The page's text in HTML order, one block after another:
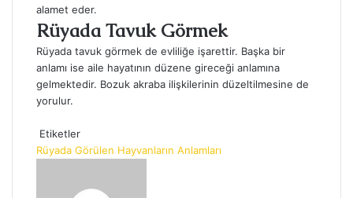
alamet eder.
Rüyada Tavuk Görmek
Rüyada tavuk görmek de evliliğe işarettir. Başka bir
anlamı ise aile hayatının düzene gireceği anlamına
gelmektedir. Bozuk akraba ilişkilerinin düzeltilmesine de
yorulur.
Etiketler
Rüyada Görülen Hayvanların Anlamları